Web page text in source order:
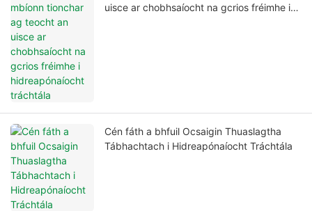
uisce ar chobhsaíocht na gcrios fréimhe i
Cén fáth a bhfuil Ocsaigin Thuaslagtha
Tábhachtach i Hidreapónaíocht Tráchtála